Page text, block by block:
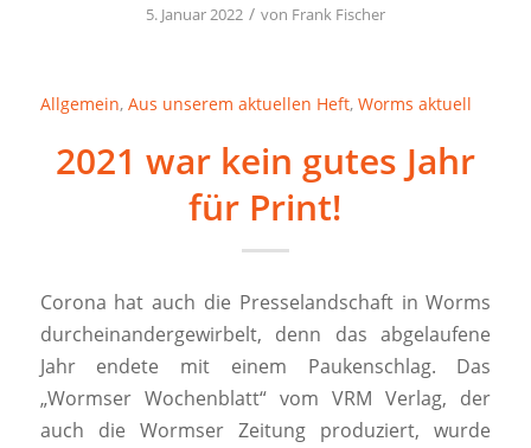
5. Januar 2022 / von Frank Fischer
Allgemein, Aus unserem aktuellen Heft, Worms aktuell
2021 war kein gutes Jahr
für Print!
Corona hat auch die Presselandschaft in Worms
durcheinandergewirbelt, denn das abgelaufene
Jahr endete mit einem Paukenschlag. Das
„Wormser Wochenblatt“ vom VRM Verlag, der
auch die Wormser Zeitung produziert, wurde